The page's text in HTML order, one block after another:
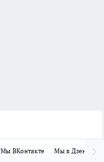
Мы ВКонтакте Мы в Дзене